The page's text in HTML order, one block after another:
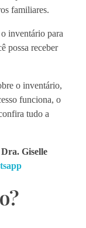
familiares.
inventário para
possa receber
o inventário,
funciona, o
tudo a
Giselle